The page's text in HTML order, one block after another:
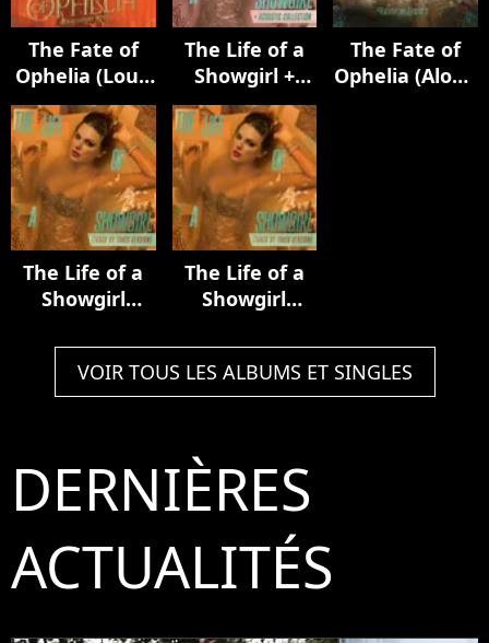
The Fate of
Ophelia (Loud
Luxury Remix)
The Life of a
Showgirl +
Acoustic
Collection
The Fate of
Ophelia (Alone
The Life of a
Showgirl
Track Version)
The Life of a
Showgirl
Track Version)
VOIR TOUS LES ALBUMS ET SINGLES
DERNIÈRES
ACTUALITÉS